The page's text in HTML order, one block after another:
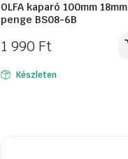
OLFA kaparó 100mm 18mm
penge BS08-6B
1 990 Ft
Készleten